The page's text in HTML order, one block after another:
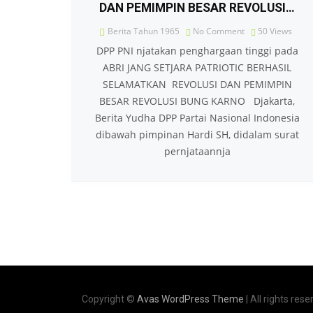
DAN PEMIMPIN BESAR REVOLUSI…
Berita Tahun 1965 No Comment 50 Views
DPP PNI njatakan penghargaan tinggi pada
ABRI JANG SETJARA PATRIOTIC BERHASIL
SELAMATKAN REVOLUSI DAN PEMIMPIN
BESAR REVOLUSI BUNG KARNO Djakarta,
Berita Yudha DPP Partai Nasional Indonesia
dibawah pimpinan Hardi SH, didalam surat
pernjataannja
Copyright © Avas WordPress Theme | All rights